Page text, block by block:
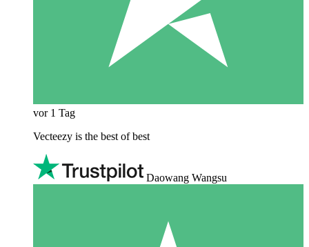
vor 1 Tag
Vecteezy is the best of best
Daowang Wangsu